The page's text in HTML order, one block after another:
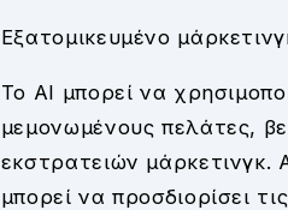
Εξατομικευμένο
Το AI μπορεί να
μεμονωμένους πελάτες,
εκστρατειών
μπορεί να προσδιορίσει